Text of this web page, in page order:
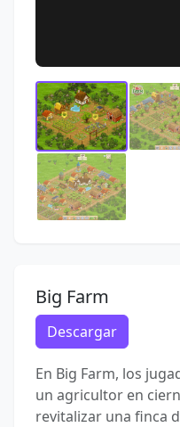
Big Farm
Descargar
En Big Farm, los
un agricultor en
revitalizar una finca